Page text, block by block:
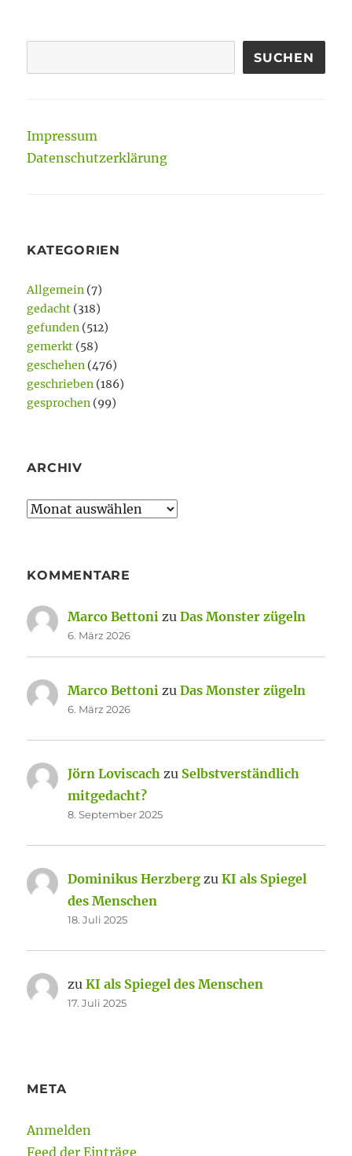
SUCHEN
Impressum
Datenschutzerklärung
KATEGORIEN
Allgemein (7)
gedacht (318)
gefunden (512)
gemerkt (58)
geschehen (476)
geschrieben (186)
gesprochen (99)
ARCHIV
Archiv
KOMMENTARE
Marco Bettoni zuDas Monster zügeln
6. März 2026
Marco Bettoni zuDas Monster zügeln
6. März 2026
Jörn Loviscach zu Selbstverständlich
mitgedacht?
8. September 2025
Dominikus Herzberg zuKI als Spiegel
des Menschen
18. Juli 2025
zuKI als Spiegel des Menschen
17. Juli 2025
META
Anmelden
Feed der Einträge